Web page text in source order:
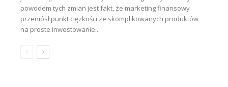
powodem tych zmian jest fakt, że marketing finansowy
przeniósł punkt ciężkości ze skomplikowanych produktów
na proste inwestowanie...